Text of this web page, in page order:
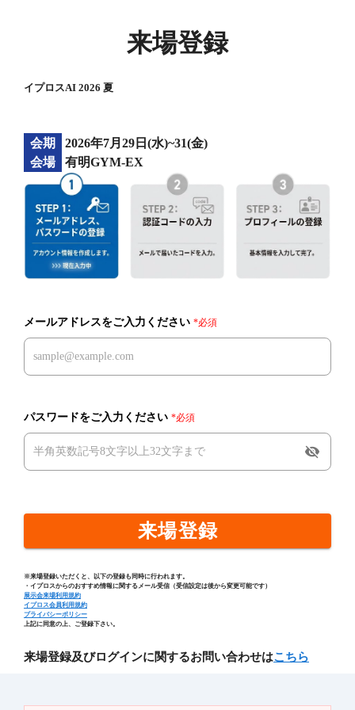
来場登録
イプロスAI 2026 夏
会期
2026年7月29日(水)~31(金)
会場
有明GYM-EX
メールアドレスをご入力ください *必須
パスワードをご入力ください *必須
visibility_off
来場登録
※来場登録いただくと、以下の登録も同時に行われます。
・イプロスからのおすすめ情報に関するメール受信（受信設定は後から変更可能です）
展示会来場利用規約
イプロス会員利用規約
プライバシーポリシー
上記に同意の上、ご登録下さい。
来場登録及びログインに関するお問い合わせはこちら